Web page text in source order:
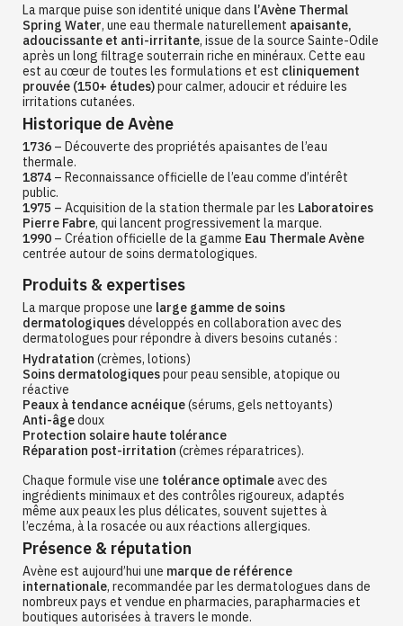
La marque puise son identité unique dans l’Avène Thermal
Spring Water, une eau thermale naturellement apaisante,
adoucissante et anti-irritante, issue de la source Sainte-Odile
après un long filtrage souterrain riche en minéraux. Cette eau
est au cœur de toutes les formulations et est cliniquement
prouvée (150+ études)pour calmer, adoucir et réduire les
irritations cutanées.
Historique de Avène
1736 – Découverte des propriétés apaisantes de l’eau
thermale.
1874 – Reconnaissance officielle de l’eau comme d’intérêt
public.
1975 – Acquisition de la station thermale par les Laboratoires
Pierre Fabre, qui lancent progressivement la marque.
1990 – Création officielle de la gamme Eau Thermale Avène
centrée autour de soins dermatologiques.
Produits & expertises
La marque propose une large gamme de soins
dermatologiquesdéveloppés en collaboration avec des
dermatologues pour répondre à divers besoins cutanés :
Hydratation (crèmes, lotions)
Soins dermatologiquespour peau sensible, atopique ou
réactive
Peaux à tendance acnéique(sérums, gels nettoyants)
Anti-âgedoux
Protection solaire haute tolérance
Réparation post-irritation (crèmes réparatrices).
Chaque formule vise une tolérance optimaleavec des
ingrédients minimaux et des contrôles rigoureux, adaptés
même aux peaux les plus délicates, souvent sujettes à
l’eczéma, à la rosacée ou aux réactions allergiques.
Présence & réputation
Avène est aujourd’hui une marque de référence
internationale, recommandée par les dermatologues dans de
nombreux pays et vendue en pharmacies, parapharmacies et
boutiques autorisées à travers le monde.